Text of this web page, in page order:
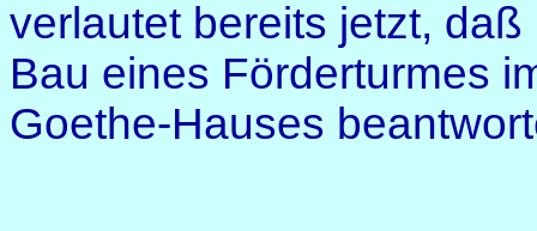
verlautet bereits jetzt,
Bau eines Förderturmes
Goethe-Hauses